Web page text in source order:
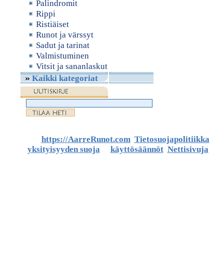
Palindromit
Rippi
Ristiäiset
Runot ja värssyt
Sadut ja tarinat
Valmistuminen
Vitsit ja sananlaskut
Kaikki kategoriat
https://AarreRunot.com. Tietosuojapolitiikka,
yksityisyyden suojaja käyttösäännöt. Nettisivujaja